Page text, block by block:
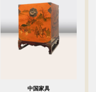
中国家具